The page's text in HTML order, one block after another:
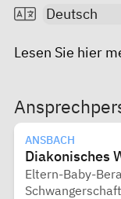
Lesen Sie hier
ANSBACH
Diakonisches
Eltern-Baby-